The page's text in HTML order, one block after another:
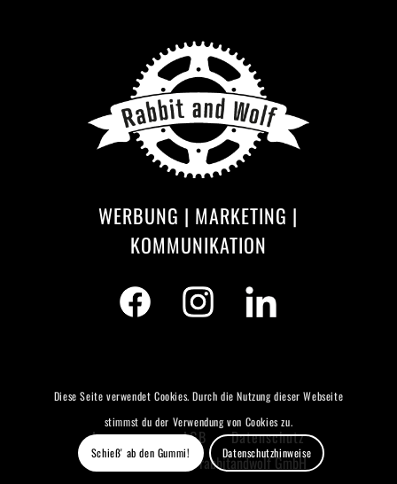
WERBUNG | MARKETING |
KOMMUNIKATION
Impressum AGB
Datenschutz
© Copyright 2026 - rabbitandwolf GmbH
Diese Seite verwendet Cookies. Durch die Nutzung dieser Webseite
stimmst du der Verwendung von Cookies zu.
Schieß' ab den Gummi! Datenschutzhinweise